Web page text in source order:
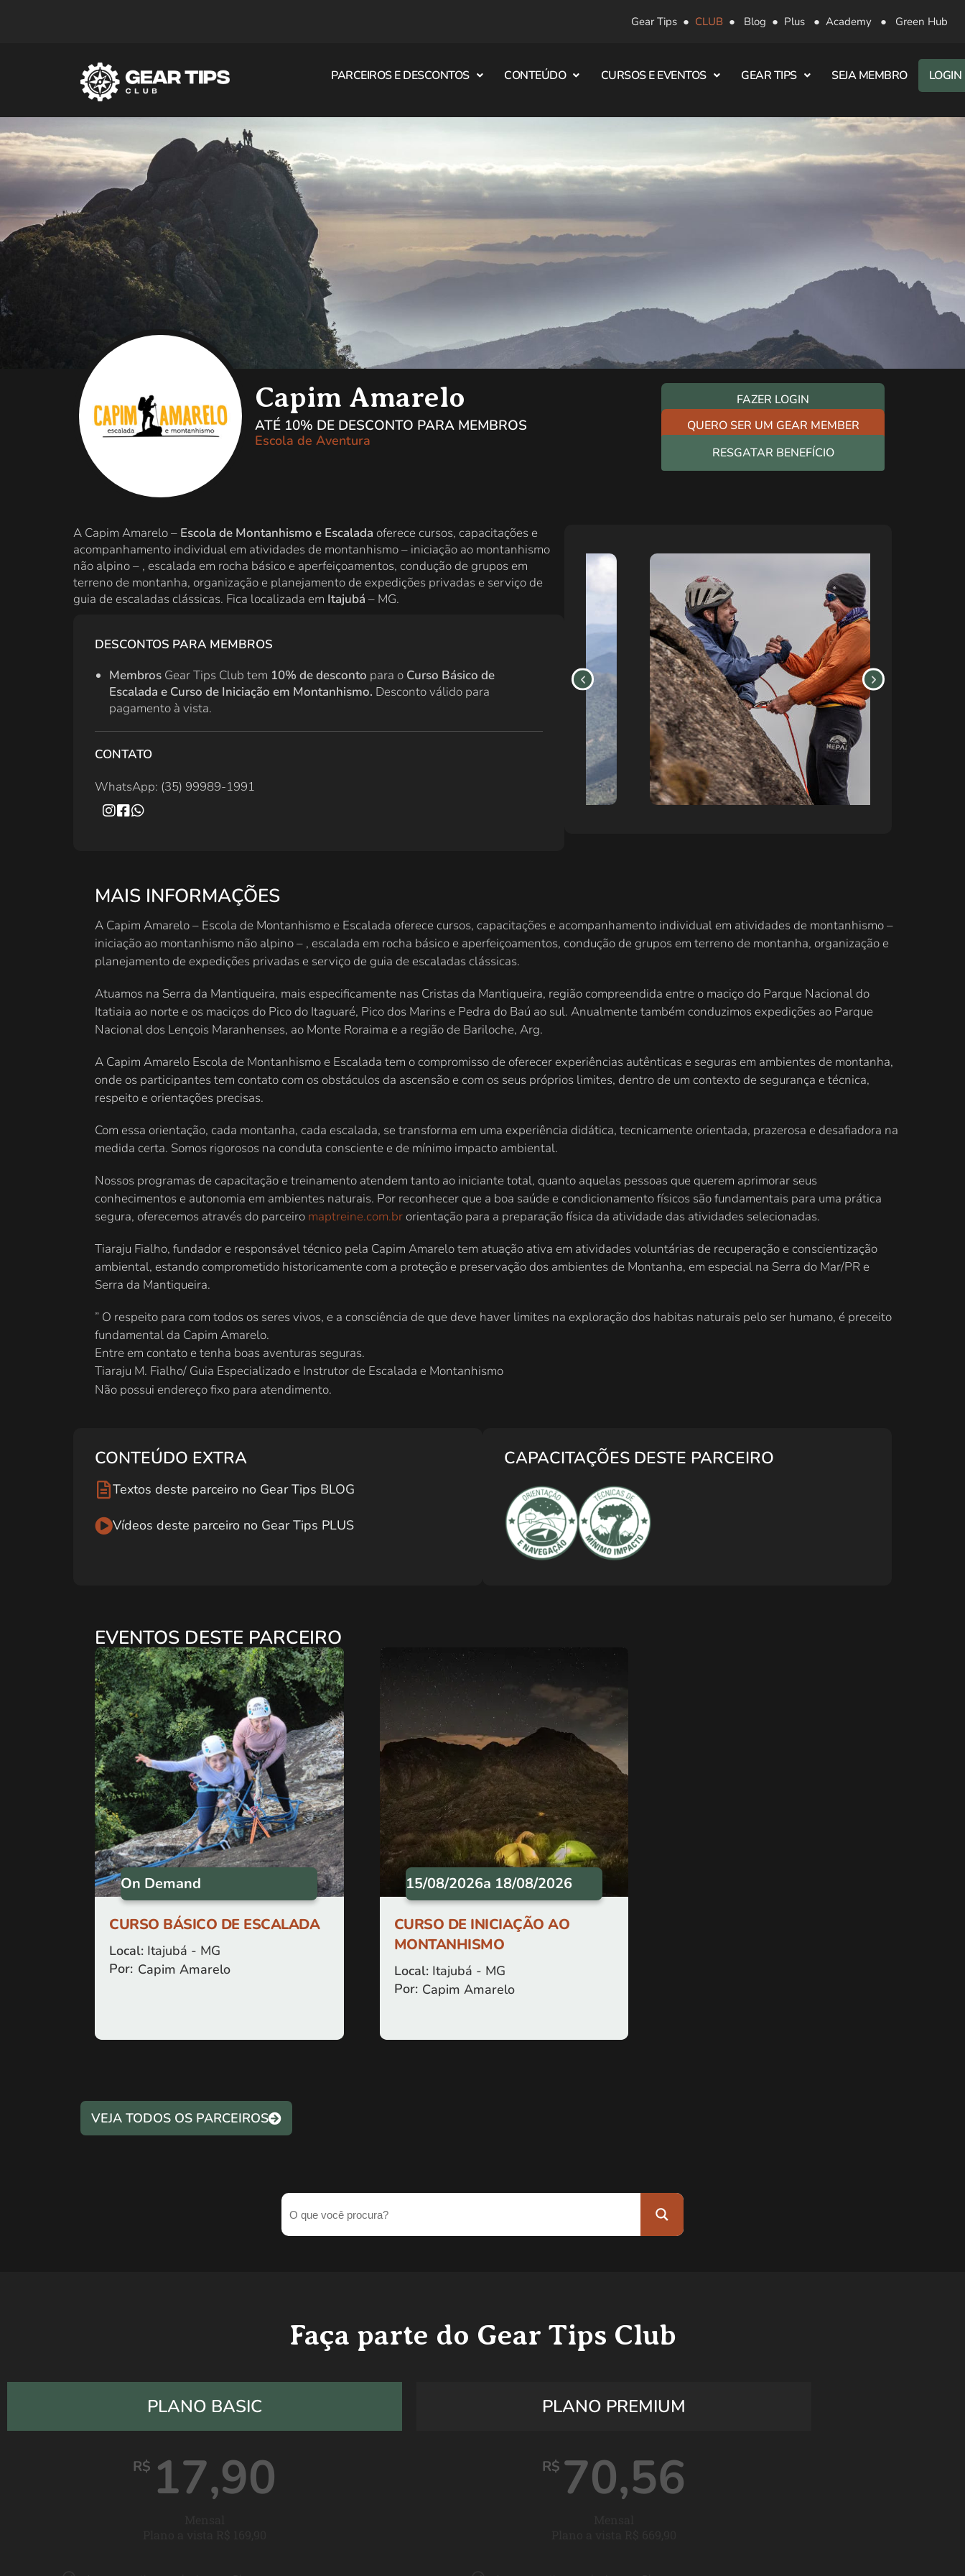
Gear Tips ● CLUB ● Blog ● Plus ● Academy ● Green Hub
PARCEIROS E DESCONTOS CONTEÚDO CURSOS E EVENTOS GEAR TIPS SEJA MEMBRO LOGIN
Capim Amarelo
ATÉ 10% DE DESCONTO PARA MEMBROS
Escola de Aventura
FAZER LOGIN
QUERO SER UM GEAR MEMBER
RESGATAR BENEFÍCIO
A Capim Amarelo – Escola de Montanhismo e Escalada oferece cursos, capacitações e
acompanhamento individual em atividades de montanhismo – iniciação ao montanhismo
não alpino – , escalada em rocha básico e aperfeiçoamentos, condução de grupos em
terreno de montanha, organização e planejamento de expedições privadas e serviço de
guia de escaladas clássicas. Fica localizada em Itajubá – MG.
DESCONTOS PARA MEMBROS
Membros Gear Tips Club tem 10% de desconto para o Curso Básico de
Escalada e Curso de Iniciação em Montanhismo. Desconto válido para
pagamento à vista.
CONTATO
WhatsApp: (35) 99989-1991
MAIS INFORMAÇÕES
A Capim Amarelo – Escola de Montanhismo e Escalada oferece cursos, capacitações e acompanhamento individual em atividades de montanhismo –
iniciação ao montanhismo não alpino – , escalada em rocha básico e aperfeiçoamentos, condução de grupos em terreno de montanha, organização e
planejamento de expedições privadas e serviço de guia de escaladas clássicas.
Atuamos na Serra da Mantiqueira, mais especificamente nas Cristas da Mantiqueira, região compreendida entre o maciço do Parque Nacional do
Itatiaia ao norte e os maciços do Pico do Itaguaré, Pico dos Marins e Pedra do Baú ao sul. Anualmente também conduzimos expedições ao Parque
Nacional dos Lençois Maranhenses, ao Monte Roraima e a região de Bariloche, Arg.
A Capim Amarelo Escola de Montanhismo e Escalada tem o compromisso de oferecer experiências autênticas e seguras em ambientes de montanha,
onde os participantes tem contato com os obstáculos da ascensão e com os seus próprios limites, dentro de um contexto de segurança e técnica,
respeito e orientações precisas.
Com essa orientação, cada montanha, cada escalada, se transforma em uma experiência didática, tecnicamente orientada, prazerosa e desafiadora na
medida certa. Somos rigorosos na conduta consciente e de mínimo impacto ambiental.
Nossos programas de capacitação e treinamento atendem tanto ao iniciante total, quanto aquelas pessoas que querem aprimorar seus
conhecimentos e autonomia em ambientes naturais. Por reconhecer que a boa saúde e condicionamento físicos são fundamentais para uma prática
segura, oferecemos através do parceiro maptreine.com.br orientação para a preparação física da atividade das atividades selecionadas.
Tiaraju Fialho, fundador e responsável técnico pela Capim Amarelo tem atuação ativa em atividades voluntárias de recuperação e conscientização
ambiental, estando comprometido historicamente com a proteção e preservação dos ambientes de Montanha, em especial na Serra do Mar/PR e
Serra da Mantiqueira.
” O respeito para com todos os seres vivos, e a consciência de que deve haver limites na exploração dos habitas naturais pelo ser humano, é preceito
fundamental da Capim Amarelo.
Entre em contato e tenha boas aventuras seguras.
Tiaraju M. Fialho/ Guia Especializado e Instrutor de Escalada e Montanhismo
Não possui endereço fixo para atendimento.
CONTEÚDO EXTRA
Textos deste parceiro no Gear Tips BLOG
Vídeos deste parceiro no Gear Tips PLUS
CAPACITAÇÕES DESTE PARCEIRO
EVENTOS DESTE PARCEIRO
On Demand
CURSO BÁSICO DE ESCALADA
Local: Itajubá - MG
Por: Capim Amarelo
15/08/2026a 18/08/2026
CURSO DE INICIAÇÃO AO
MONTANHISMO
Local: Itajubá - MG
Por: Capim Amarelo
VEJA TODOS OS PARCEIROS
Faça parte do Gear Tips Club
PLANO BASIC
R$ 17,90
PLANO PREMIUM
R$ 70,56